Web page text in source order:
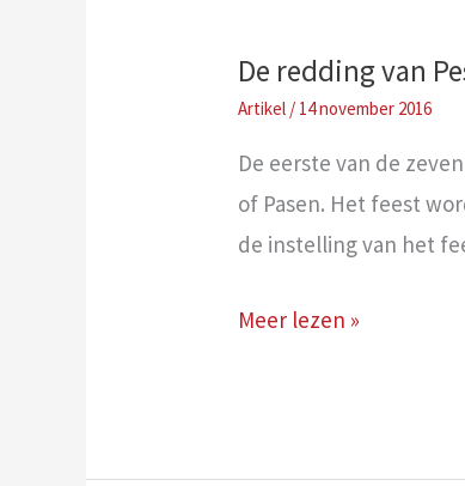
De redding van
/ 14 november 2016
De eerste van de
of Pasen. Het feest
de instelling van het
De
Meer lezen »